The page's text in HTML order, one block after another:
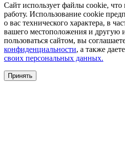
Сайт использует файлы cookie, что
работу. Использование cookie
о вас технического характера, в
вашего местоположения и
пользоваться сайтом, вы
конфиденциальности, а также
своих персональных данных.
Принять